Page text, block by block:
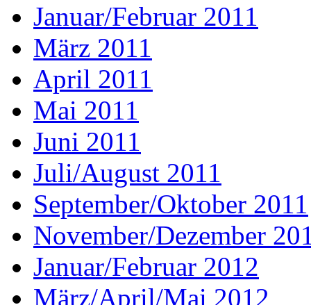
Januar/Februar 2011
März 2011
April 2011
Mai 2011
Juni 2011
Juli/August 2011
September/Oktober 2011
November/Dezember
Januar/Februar 2012
März/April/Mai 2012